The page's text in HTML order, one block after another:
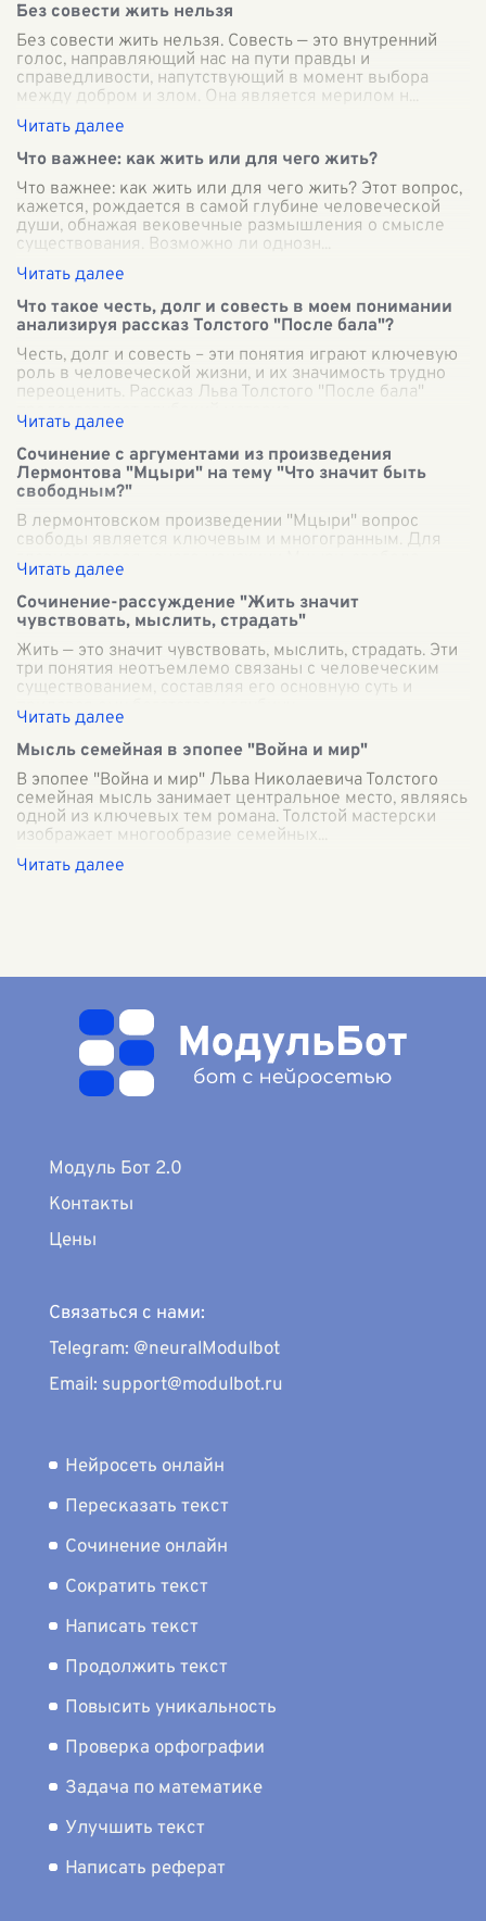
Без совести жить нельзя
Без совести жить нельзя. Совесть — это внутренний
голос, направляющий нас на пути правды и
справедливости, напутствующий в момент выбора
между добром и злом. Она является мерилом н
Что важнее: как жить или для чего жить?
Что важнее: как жить или для чего жить? Этот вопрос,
кажется, рождается в самой глубине человеческой
души, обнажая вековечные размышления о смысле
существования. Возможно ли однозн
Что такое честь, долг и совесть в моем понимании
анализируя рассказ Толстого "После бала"?
Честь, долг и совесть – эти понятия играют ключевую
роль в человеческой жизни, и их значимость трудно
переоценить. Рассказ Льва Толстого "После бала"
предоставляет глубокий материа
Сочинение с аргументами из произведения
Лермонтова "Мцыри" на тему "Что значит быть
свободным?"
В лермонтовском произведении "Мцыри" вопрос
свободы является ключевым и многогранным. Для
главного героя, юного монахини Мцыри, свобода
становится символом полноценной жизни, напол
Сочинение-рассуждение "Жить значит
чувствовать, мыслить, страдать"
Жить — это значит чувствовать, мыслить, страдать. Эти
три понятия неотъемлемо связаны с человеческим
существованием, составляя его основную суть и
придавая ему богатство и глубину.
Мысль семейная в эпопее "Война и мир"
В эпопее "Война и мир" Льва Николаевича Толстого
семейная мысль занимает центральное место, являясь
одной из ключевых тем романа. Толстой мастерски
изображает многообразие семейных
Модуль Бот 2.0
Контакты
Цены
Связаться с нами:
Telegram: @neuralModulbot
Email: support@modulbot.ru
Нейросеть онлайн
Пересказать текст
Сочинение онлайн
Сократить текст
Написать текст
Продолжить текст
Повысить уникальность
Проверка орфографии
Задача по математике
Улучшить текст
Написать реферат